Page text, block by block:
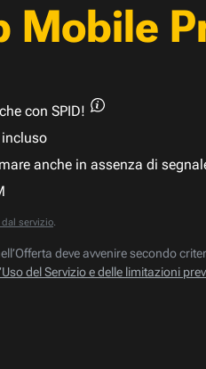
Mobile
con SPID!
incluso
anche in assenza di
servizio.
deve avvenire secondo
del Servizio e delle limitazioni